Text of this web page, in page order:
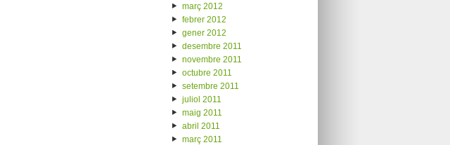
març 2012
febrer 2012
gener 2012
desembre 2011
novembre 2011
octubre 2011
setembre 2011
juliol 2011
maig 2011
abril 2011
març 2011